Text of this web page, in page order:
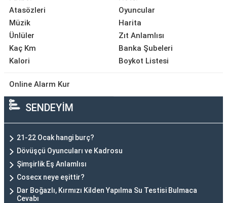
Atasözleri
Müzik
Ünlüler
Kaç Km
Kalori
Oyuncular
Harita
Zıt Anlamlısı
Banka Şubeleri
Boykot Listesi
Online Alarm Kur
SENDEYİM
21-22 Ocak hangi burç?
Dövüşçü Oyuncuları ve Kadrosu
Şimşirlik Eş Anlamlısı
Cosecx neye eşittir?
Dar Boğazlı, Kırmızı Kilden Yapılma Su Testisi Bulmaca
Cevabı